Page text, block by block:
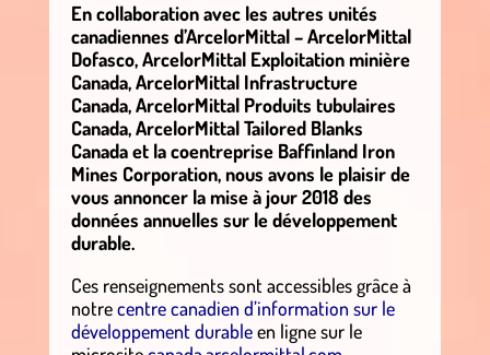
En collaboration avec les autres unités
canadiennes d’ArcelorMittal – ArcelorMittal
Dofasco, ArcelorMittal Exploitation minière
Canada, ArcelorMittal Infrastructure
Canada, ArcelorMittal Produits tubulaires
Canada, ArcelorMittal Tailored Blanks
Canada et la coentreprise Baffinland Iron
Mines Corporation, nous avons le plaisir de
vous annoncer la mise à jour 2018 des
données annuelles sur le développement
durable.
Ces renseignements sont accessibles grâce à
notrecentre canadien d’information sur le
développement durableen ligne sur le